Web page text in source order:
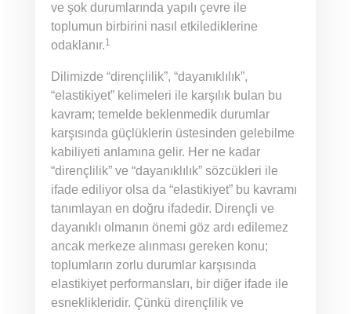
ve şok durumlarında yapılı çevre ile
toplumun birbirini nasıl etkilediklerine
odaklanır.1
Dilimizde “dirençlilik”, “dayanıklılık”,
“elastikiyet” kelimeleri ile karşılık bulan bu
kavram; temelde beklenmedik durumlar
karşısında güçlüklerin üstesinden gelebilme
kabiliyeti anlamına gelir. Her ne kadar
“dirençlilik” ve “dayanıklılık” sözcükleri ile
ifade ediliyor olsa da “elastikiyet” bu kavramı
tanımlayan en doğru ifadedir. Dirençli ve
dayanıklı olmanın önemi göz ardı edilemez
ancak merkeze alınması gereken konu;
toplumların zorlu durumlar karşısında
elastikiyet performansları, bir diğer ifade ile
esneklikleridir. Çünkü dirençlilik ve